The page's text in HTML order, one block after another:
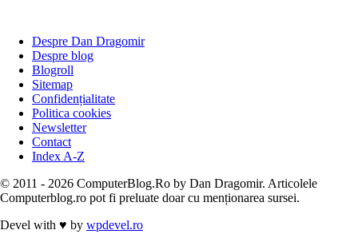
Despre Dan Dragomir
Despre blog
Blogroll
Sitemap
Confidențialitate
Politica cookies
Newsletter
Contact
Index A-Z
© 2011 - 2026 ComputerBlog.Ro by Dan Dragomir. Articolele
Computerblog.ro pot fi preluate doar cu menționarea sursei.
Devel with ♥ by wpdevel.ro